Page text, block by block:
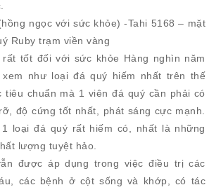
ngọc với sức khỏe) -Tahi 5168 – mặt
Ruby trạm viền vàng
tốt đối với sức khỏe Hàng nghìn năm
như loại đá quý hiếm nhất trên thế
tiêu chuẩn mà 1 viên đá quý cần phải có
độ cứng tốt nhất, phát sáng cực mạnh.
loại đá quý rất hiếm có, nhất là những
lượng tuyệt hảo.
được áp dụng trong việc điều trị các
các bệnh ở cột sống và khớp, có tác